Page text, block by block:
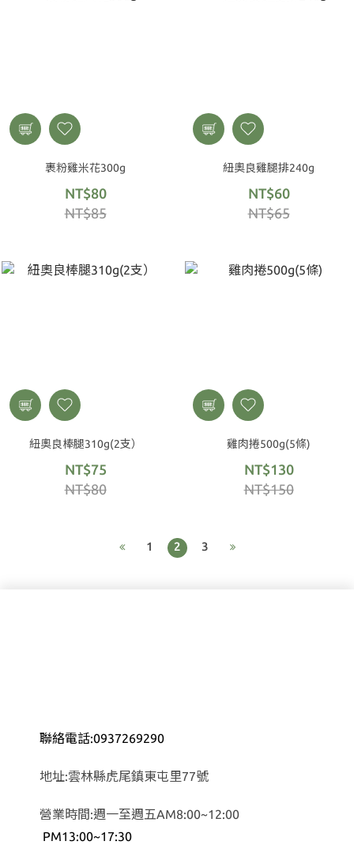
裹粉雞米花300g
NT$80
NT$85
紐奧良雞腿排240g
NT$60
NT$65
紐奧良棒腿310g(2支）
NT$75
NT$80
雞肉捲500g(5條)
NT$130
NT$150
1 2 3
聯絡電話:0937269290
地址:雲林縣虎尾鎮東屯里77號
營業時間:週一至週五AM8:00~12:00
PM13:00~17:30